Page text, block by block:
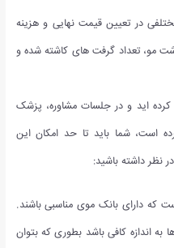
در تعیین قیمت نهایی و هزینه
مو، تعداد گرفت های کاشته شده و
اید و در جلسات مشاوره، پزشک
است، شما باید تا حد امکان این
نظر داشته باشید:
که دارای بانک موی مناسبی باشند.
اندازه کافی باشد بطوری که بتوان